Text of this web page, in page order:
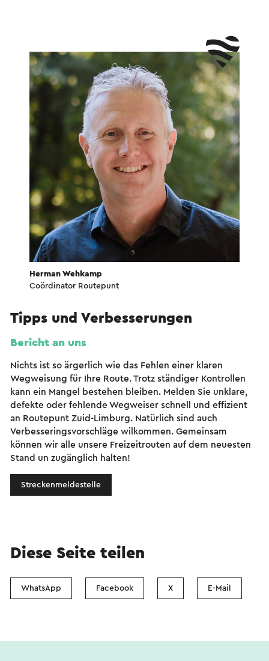
Herman Wehkamp
Coördinator Routepunt
Tipps und Verbesserungen
Bericht an uns
Nichts ist so ärgerlich wie das Fehlen einer klaren
Wegweisung für Ihre Route. Trotz ständiger Kontrollen
kann ein Mangel bestehen bleiben. Melden Sie unklare,
defekte oder fehlende Wegweiser schnell und effizient
an Routepunt Zuid-Limburg. Natürlich sind auch
Verbesseringsvorschläge wilkommen. Gemeinsam
können wir alle unsere Freizeitrouten auf dem neuesten
Stand un zugänglich halten!
Streckenmeldestelle
Diese Seite teilen
WhatsApp Facebook X E-Mail